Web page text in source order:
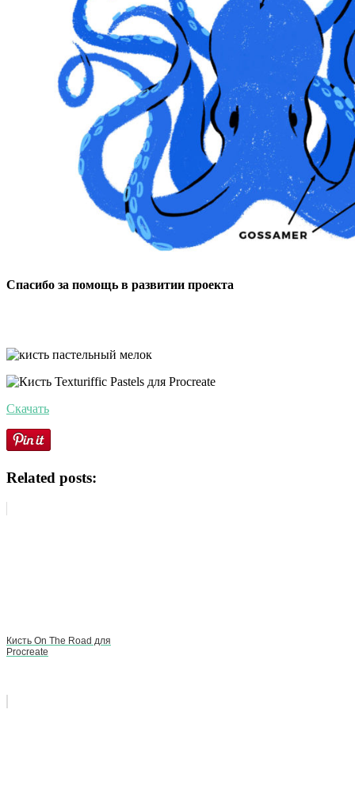
Спасибо за помощь в развитии проекта
Скачать
Related posts:
Кисть On The Road для
Procreate